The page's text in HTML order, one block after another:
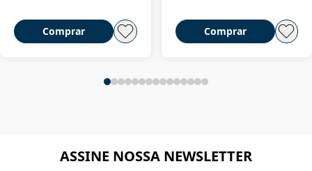
Comprar Comprar
ASSINE NOSSA NEWSLETTER